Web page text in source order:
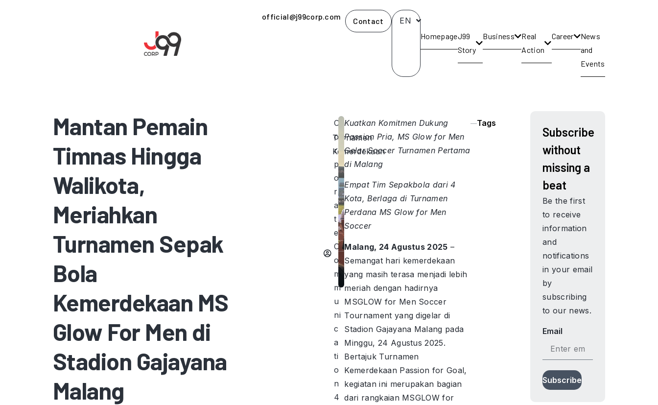
official@j99corp.com Contact EN
HomepageJ99
Story
Business
Real
Action
Career
News
and
Events
Mantan Pemain
Timnas Hingga
Walikota,
Meriahkan
Turnamen Sepak
Bola
Kemerdekaan MS
Glow For Men di
Stadion Gajayana
Malang
C
o
r
p
o
r
a
t
e
C
o
m
m
u
ni
c
a
ti
o
n
4
Turnamen
Kemerdekaan
Kuatkan Komitmen Dukung
Passion Pria, MS Glow for Men
Gelar Soccer Turnamen Pertama
di Malang
Empat Tim Sepakbola dari 4
Kota, Berlaga di Turnamen
Perdana MS Glow for Men
Soccer
Malang, 24 Agustus 2025 –
Semangat hari kemerdekaan
yang masih terasa menjadi lebih
meriah dengan hadirnya
MSGLOW for Men Soccer
Tournament yang digelar di
Stadion Gajayana Malang pada
Minggu, 24 Agustus 2025.
Bertajuk Turnamen
Kemerdekaan Passion for Goal,
kegiatan ini merupakan bagian
dari rangkaian MSGLOW for
Tags
Subscribe
without
missing a
beat
Be the first
to receive
information
and
notifications
in your email
by
subscribing
to our news.
Email
Subscribe